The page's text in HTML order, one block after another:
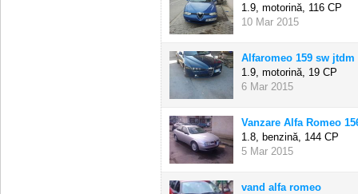
1.9, motorină, 116 CP
10 Mar 2015
Alfaromeo 159 sw jtdm
1.9, motorină, 19 CP
6 Mar 2015
Vanzare Alfa Romeo
1.8, benzină, 144 CP
5 Mar 2015
vand alfa romeo